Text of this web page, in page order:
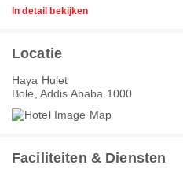
In detail bekijken
Locatie
Haya Hulet
Bole, Addis Ababa 1000
Faciliteiten & Diensten